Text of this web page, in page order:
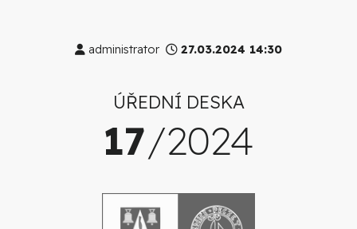
administrator 27.03.2024 14:30
ÚŘEDNÍ DESKA
17/2024